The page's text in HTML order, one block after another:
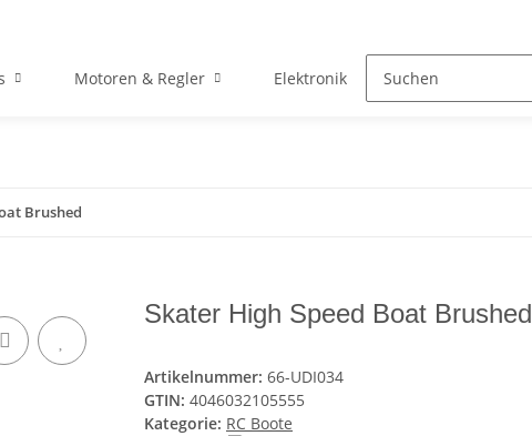
Motoren & Regler Elektronik Zubehör
Brushed
Skater High Speed Boat Brushed
Artikelnummer: 66-UDI034
GTIN: 4046032105555
Kategorie: RC Boote